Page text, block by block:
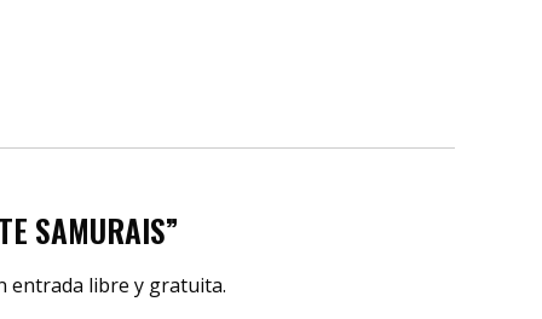
SAMURAIS”
entrada libre y gratuita.